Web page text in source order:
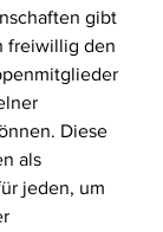
gibt
freiwillig den
Diese
als
jeden, um